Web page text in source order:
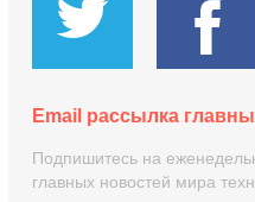
Email рассылка
Подпишитесь на
главных новостей мира